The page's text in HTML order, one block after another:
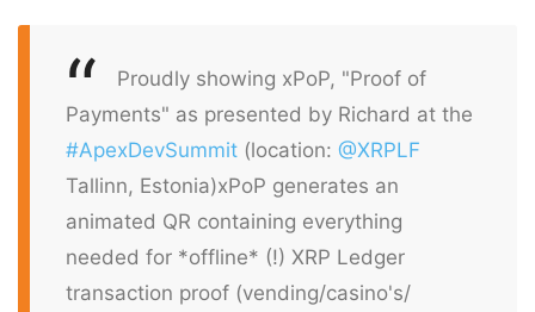
Proudly showing xPoP, "Proof of
Payments" as presented by Richard at the
#ApexDevSummit (location: @XRPLF
Tallinn, Estonia)xPoP generates an
animated QR containing everything
needed for *offline* (!) XRP Ledger
transaction proof (vending/casino's/